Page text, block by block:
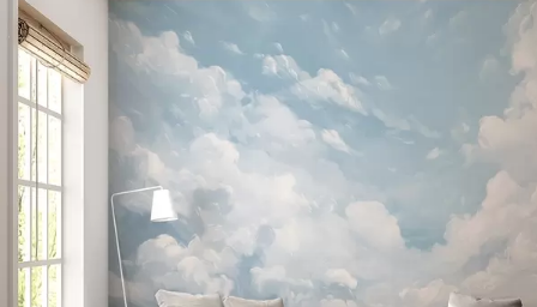
Pieejamie materiāli
Standarts
45 .00
Premium
56 .00 €/m²
Premium vinils